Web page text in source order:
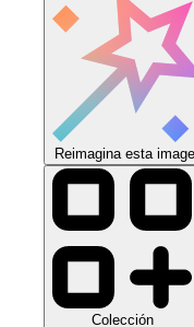
Reimagina esta
Colección